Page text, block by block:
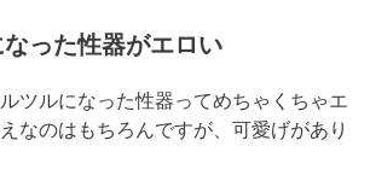
った性器がエロい
ツルになった性器ってめちゃくちゃエ
なのはもちろんですが、可愛げがあり